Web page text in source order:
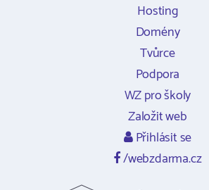
Hosting
Domény
Tvůrce
Podpora
WZ pro školy
Založit web
Přihlásit se
/webzdarma.cz